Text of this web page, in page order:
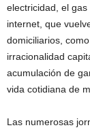
electricidad, el
internet, que
domiciliarios,
irracionalidad
acumulación de
vida cotidiana de
Las numerosas